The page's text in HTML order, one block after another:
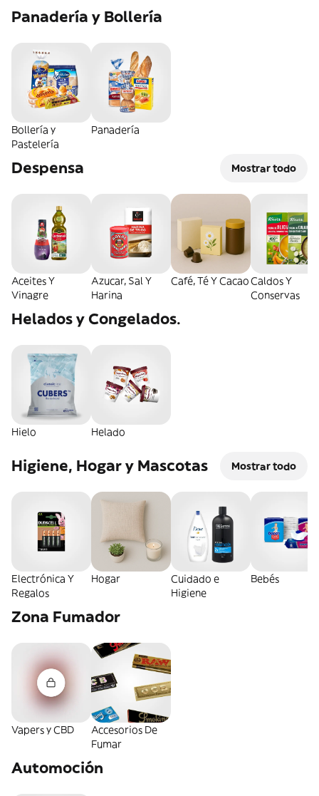
Panadería y Bollería
Bollería y
Pastelería
Panadería
Despensa Mostrar todo
Aceites Y
Vinagre
Azucar, Sal Y
Harina
Café, Té Y CacaoCaldos Y
Conservas
Helados y Congelados.
Hielo Helado
Higiene, Hogar y Mascotas Mostrar todo
Electrónica Y
Regalos
Hogar
Cuidado e
Higiene
Bebés
Zona Fumador
Vapers y CBD
Accesorios De
Fumar
Automoción